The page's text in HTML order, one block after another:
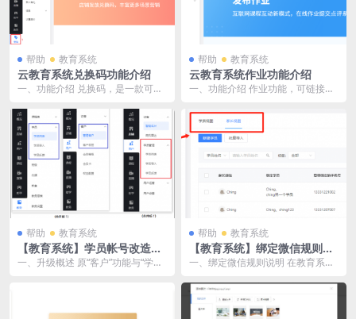
帮助 教育系统
云教育系统兑换码功能介绍
一、功能介绍 兑换码，是一款可以
之一，丰富的线上线...
帮助 教育系统
云教育系统作业功能介绍
一、功能介绍 作业功能，可链接线
业，测试用户知识掌握...
帮助 教育系统
【教育系统】学员帐号改造升
级说明
一、升级概述 原“客户”功能与“学员”
帮助 教育系统
【教育系统】绑定微信规则说
明
一、绑定微信规则说明 在教育系统
信帐号与学员的绑定...